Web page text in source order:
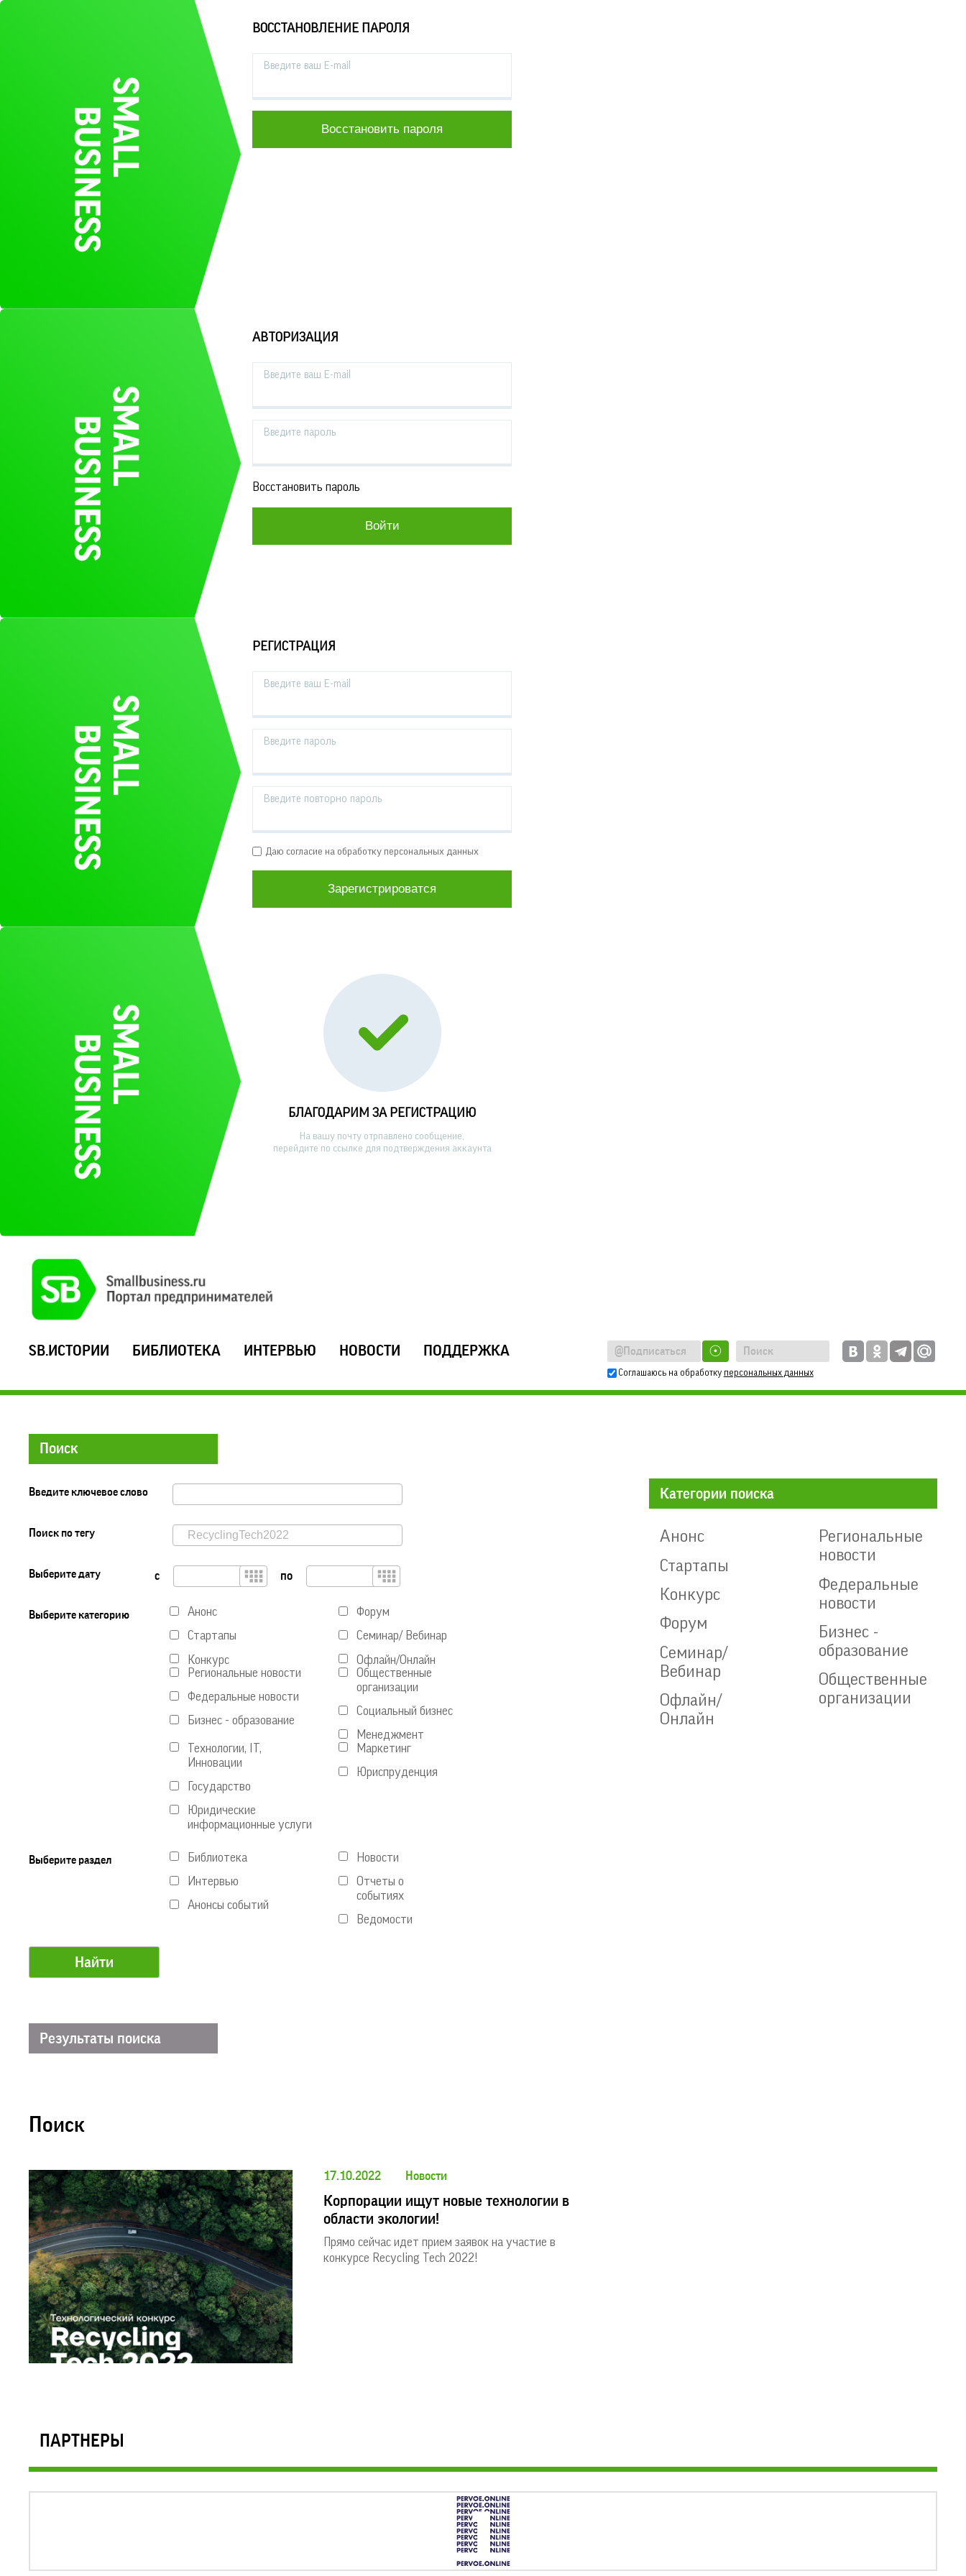
ВОССТАНОВЛЕНИЕ ПАРОЛЯ
Введите ваш E-mail
АВТОРИЗАЦИЯ
Введите ваш E-mail
Введите пароль
Восстановить пароль
РЕГИСТРАЦИЯ
Введите ваш E-mail
Введите пароль
Введите повторно пароль
Даю согласие на обработку персональных данных
БЛАГОДАРИМ ЗА РЕГИСТРАЦИЮ
На вашу почту отрпавлено сообщение,
перейдите по ссылке для подтверждения аккаунта
SB.ИСТОРИИ БИБЛИОТЕКА ИНТЕРВЬЮ НОВОСТИ ПОДДЕРЖКА ☉
Соглашаюсь на обработку персональных данных
Поиск
Введите ключевое слово
Поиск по тегу
Выберите дату с по
Выберите категорию
Анонс
Стартапы
Конкурс
Форум
Семинар/ Вебинар
Офлайн/Онлайн
Региональные новости
Федеральные новости
Бизнес - образование
Общественные
организации
Социальный бизнес
Менеджмент
Технологии, IT,
Инновации
Государство
Юридические
информационные услуги
Маркетинг
Юриспруденция
Выберите раздел
Библиотека
Интервью
Анонсы событий
Новости
Отчеты о
событиях
Ведомости
Результаты поиска
Поиск
17.10.2022 Новости
Корпорации ищут новые технологии в
области экологии!
Прямо сейчас идет прием заявок на участие в
конкурсе Recycling Tech 2022!
Категории поиска
Анонс
Стартапы
Конкурс
Форум
Семинар/
Вебинар
Офлайн/
Онлайн
Региональные
новости
Федеральные
новости
Бизнес -
образование
Общественные
организации
ПАРТНЕРЫ